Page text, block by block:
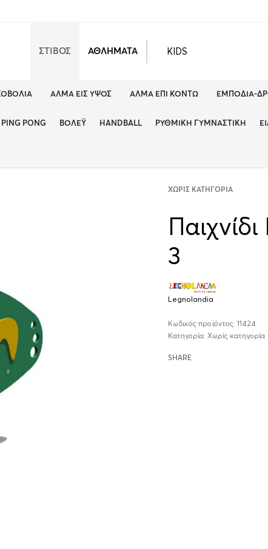
ΣΤΙΒΟΣ ΑΘΛΗΜΑΤΑ KIDS
ΆΛΜΑ ΕΙΣ ΎΨΟΣ ΆΛΜΑ ΕΠΊ ΚΟΝΤΏ ΕΜΠΌΔΙΑ-
PING PONG ΒΌΛΕΫ HANDBALL ΡΥΘΜΙΚΉ ΓΥΜΝΑΣΤΙΚΉ
ΧΩΡΊΣ ΚΑΤΗΓΟΡΊΑ
3
Legnolandia
11424
Κατηγορία: Χωρίς κατηγορία
SHARE